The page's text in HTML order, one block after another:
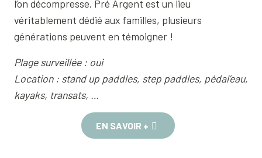
l’on décompresse. Pré Argent est un lieu
véritablement dédié aux familles, plusieurs
générations peuvent en témoigner !
Plage surveillée : oui
Location : stand up paddles, step paddles, pédal’eau,
kayaks, transats, …
EN SAVOIR +